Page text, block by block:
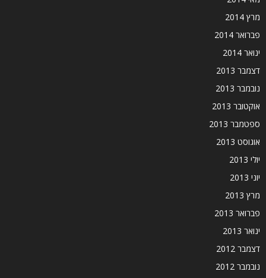
מרץ 2014
פברואר 2014
ינואר 2014
דצמבר 2013
נובמבר 2013
אוקטובר 2013
ספטמבר 2013
אוגוסט 2013
יולי 2013
יוני 2013
מרץ 2013
פברואר 2013
ינואר 2013
דצמבר 2012
נובמבר 2012